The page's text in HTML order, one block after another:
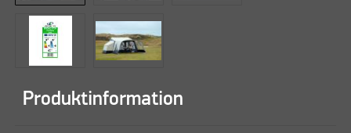
Produktinformation